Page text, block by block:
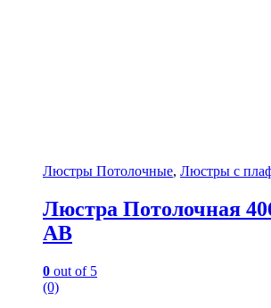
Люстры Потолочные, Люстры с
Люстра Потолочная
AB
0 out of 5
(0)